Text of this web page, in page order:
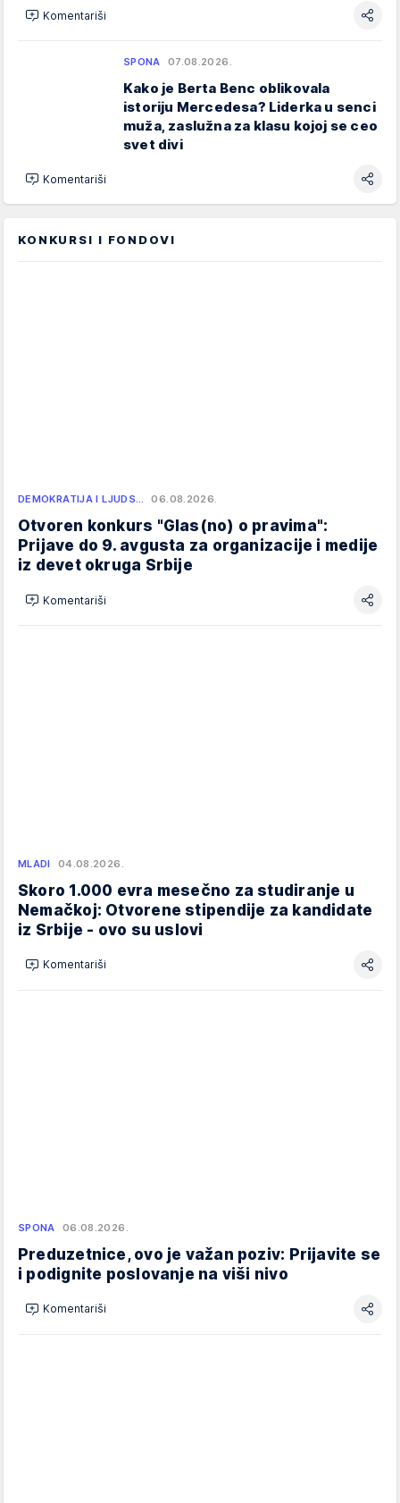
Komentariši
SPONA 07.08.2026.
Kako je Berta Benc oblikovala
istoriju Mercedesa? Liderka u senci
muža, zaslužna za klasu kojoj se ceo
svet divi
Komentariši
KONKURSI I FONDOVI
DEMOKRATIJA I LJUDS… 06.08.2026.
Otvoren konkurs "Glas(no) o pravima":
Prijave do 9. avgusta za organizacije i medije
iz devet okruga Srbije
Komentariši
MLADI 04.08.2026.
Skoro 1.000 evra mesečno za studiranje u
Nemačkoj: Otvorene stipendije za kandidate
iz Srbije - ovo su uslovi
Komentariši
SPONA 06.08.2026.
Preduzetnice, ovo je važan poziv: Prijavite se
i podignite poslovanje na viši nivo
Komentariši